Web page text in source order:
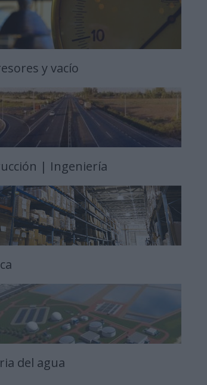
y vacío
| Ingeniería
del agua